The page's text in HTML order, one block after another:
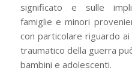
significato e sulle
famiglie e minori
con particolare riguardo
traumatico della guerra
bambini e adolescenti.